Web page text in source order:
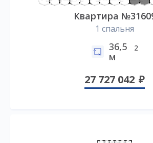
Квартира
1 спальня
36,5
м
2
27 727 042